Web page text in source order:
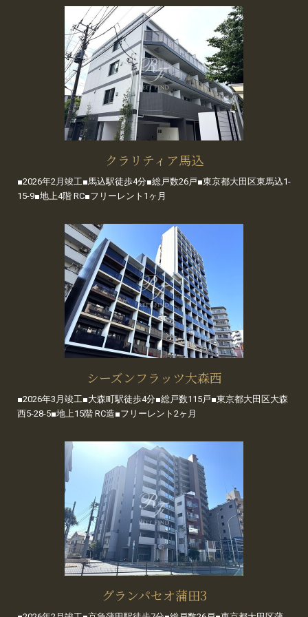
クラリティア馬込
■2026年2月竣工■馬込駅徒歩4分■総戸数26戸■東京都大田区東馬込1-
15-9■地上4階 RC■フリーレント1ヶ月
シーズンフラッツ大森西
■2026年3月竣工■大森町駅徒歩4分■総戸数115戸■東京都大田区大森
西5-28-5■地上15階 RC造■フリーレント2ヶ月
グランパセオ蒲田3